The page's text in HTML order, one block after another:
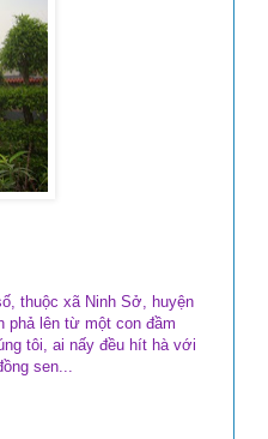
thuộc xã Ninh Sở, huyện
phả lên từ một con đầm
tôi, ai nấy đều hít hà với
sen...